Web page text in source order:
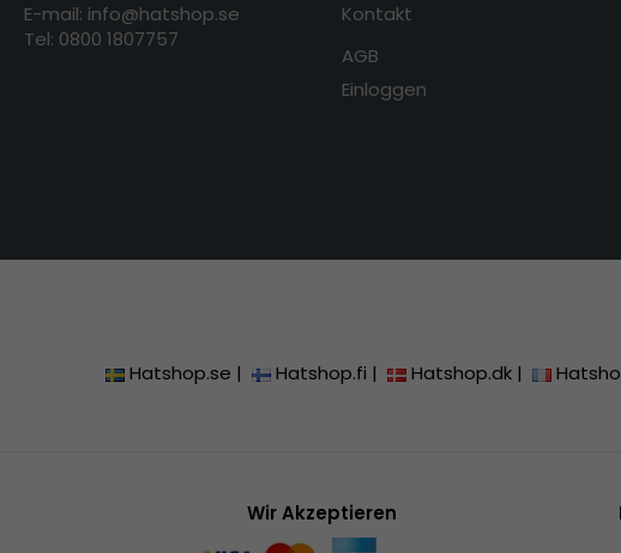
E-mail: info@hatshop.se
Tel: 0800 1807757
Kontakt
AGB
Einloggen
Hatshop.se | Hatshop.fi | Hatshop.dk |
Wir Akzeptieren